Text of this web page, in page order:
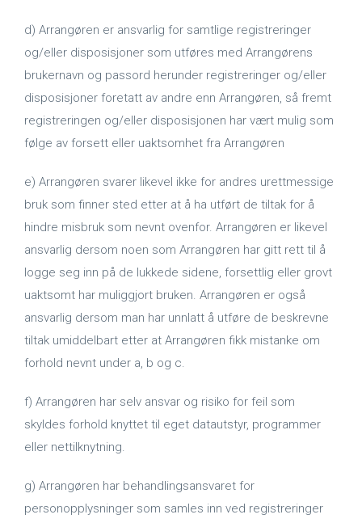
d) Arrangøren er ansvarlig for samtlige registreringer
og/eller disposisjoner som utføres med Arrangørens
brukernavn og passord herunder registreringer og/eller
disposisjoner foretatt av andre enn Arrangøren, så fremt
registreringen og/eller disposisjonen har vært mulig som
følge av forsett eller uaktsomhet fra Arrangøren
e) Arrangøren svarer likevel ikke for andres urettmessige
bruk som finner sted etter at å ha utført de tiltak for å
hindre misbruk som nevnt ovenfor. Arrangøren er likevel
ansvarlig dersom noen som Arrangøren har gitt rett til å
logge seg inn på de lukkede sidene, forsettlig eller grovt
uaktsomt har muliggjort bruken. Arrangøren er også
ansvarlig dersom man har unnlatt å utføre de beskrevne
tiltak umiddelbart etter at Arrangøren fikk mistanke om
forhold nevnt under a, b og c.
f) Arrangøren har selv ansvar og risiko for feil som
skyldes forhold knyttet til eget datautstyr, programmer
eller nettilknytning.
g) Arrangøren har behandlingsansvaret for
personopplysninger som samles inn ved registreringer